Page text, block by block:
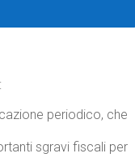
periodico, che
sgravi fiscali per